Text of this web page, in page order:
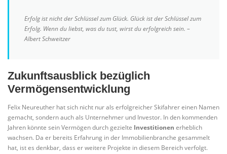
Erfolg ist nicht der Schlüssel zum Glück. Glück ist der Schlüssel zum
Erfolg. Wenn du liebst, was du tust, wirst du erfolgreich sein. –
Albert Schweitzer
Zukunftsausblick bezüglich
Vermögensentwicklung
Felix Neureuther hat sich nicht nur als erfolgreicher Skifahrer einen Namen
gemacht, sondern auch als Unternehmer und Investor. In den kommenden
Jahren könnte sein Vermögen durch gezielte Investitionen erheblich
wachsen. Da er bereits Erfahrung in der Immobilienbranche gesammelt
hat, ist es denkbar, dass er weitere Projekte in diesem Bereich verfolgt.